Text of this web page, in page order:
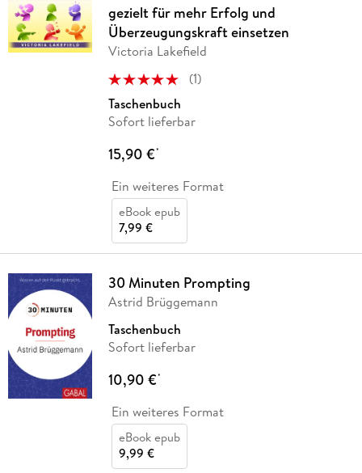
gezielt für mehr Erfolg und
Überzeugungskraft einsetzen
Victoria Lakefield
(1)
Taschenbuch
Sofort lieferbar
15,90 €*
Ein weiteres Format
eBook epub
7,99 €
30 Minuten Prompting
Astrid Brüggemann
Taschenbuch
Sofort lieferbar
10,90 €*
Ein weiteres Format
eBook epub
9,99 €